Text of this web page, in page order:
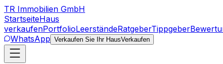
TR Immobilien GmbH
StartseiteHaus
verkaufenPortfolioLeerständeRatgeberTippgeber
WhatsApp Verkaufen Sie Ihr HausVerkaufen